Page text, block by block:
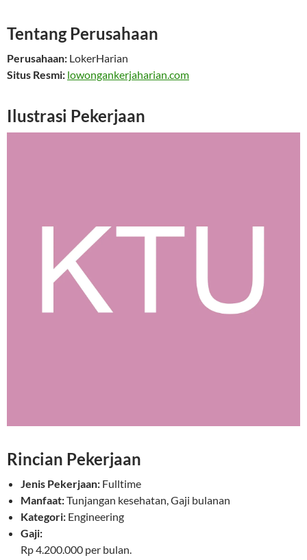
Tentang Perusahaan
Perusahaan: LokerHarian
Situs Resmi: lowongankerjaharian.com
Ilustrasi Pekerjaan
Rincian Pekerjaan
Jenis Pekerjaan: Fulltime
Manfaat:Tunjangan kesehatan, Gaji bulanan
Kategori: Engineering
Gaji:
Rp 4.200.000 per bulan.